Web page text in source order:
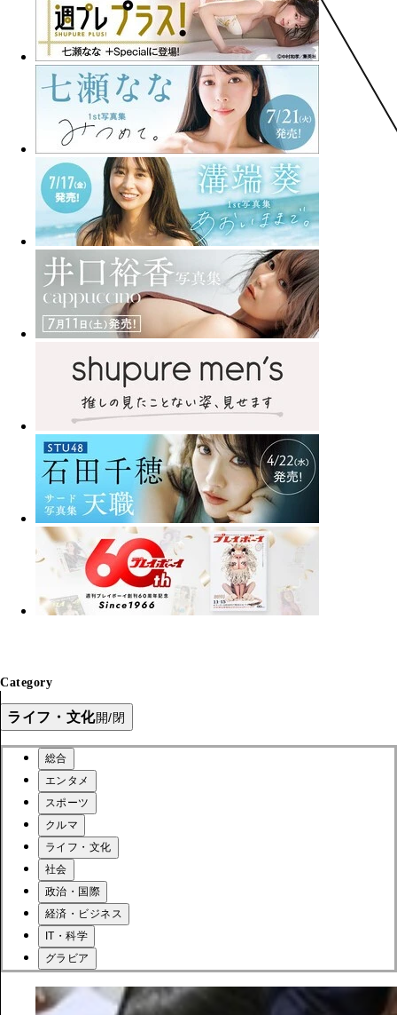
Category
ライフ・文化開/閉
総合
エンタメ
スポーツ
クルマ
ライフ・文化
社会
政治・国際
経済・ビジネス
IT・科学
グラビア